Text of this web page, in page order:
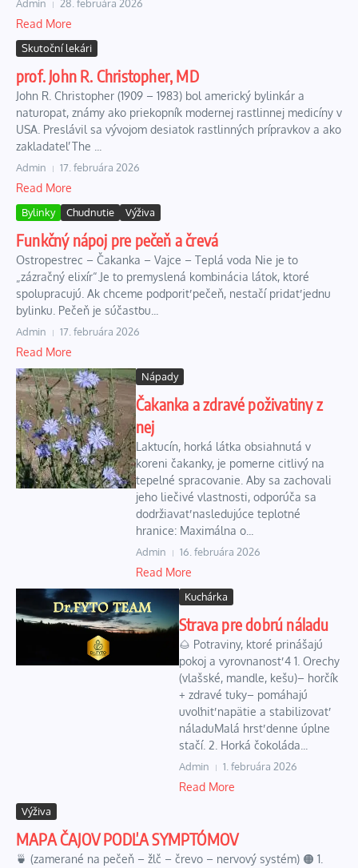
Admin 28. februára 2026
Read More
Skutoční lekári
prof. John R. Christopher, MD
John R. Christopher (1909 – 1983) bol americký bylinkár a
naturopat, známy ako priekopník modernej rastlinnej medicíny v
USA. Preslávil sa vývojom desiatok rastlinných prípravkov a ako
zakladateľ The ...
Admin 17. februára 2026
Read More
Bylinky Chudnutie Výživa
Funkčný nápoj pre pečeň a črevá
Ostropestrec – Čakanka – Vajce – Teplá voda Nie je to
„zázračný elixír“.Je to premyslená kombinácia látok, ktoré
spolupracujú. Ak chceme podporiť pečeň, nestačí pridať jednu
bylinku. Pečeň je súčasťou...
Admin 17. februára 2026
Read More
Nápady
Čakanka a zdravé poživatiny z
nej
Laktucín, horká látka obsiahnutá v
koreni čakanky, je pomerne citlivý na
tepelné spracovanie. Aby sa zachovali
jeho liečivé vlastnosti, odporúča sa
dodržiavať nasledujúce teplotné
hranice: Maximálna o...
Admin 16. februára 2026
Read More
Kuchárka
Strava pre dobrú náladu
🌰 Potraviny, ktoré prinášajú
pokoj a vyrovnanosť 4 1. Orechy
(vlašské, mandle, kešu)– horčík
+ zdravé tuky– pomáhajú
uvoľniť napätie a stabilizovať
náladuMalá hrsť denne úplne
stačí. 2. Horká čokoláda...
Admin 1. februára 2026
Read More
Výživa
MAPA ČAJOV PODĽA SYMPTÓMOV
🍵 (zamerané na pečeň – žlč – črevo – nervový systém) 🟠 1.